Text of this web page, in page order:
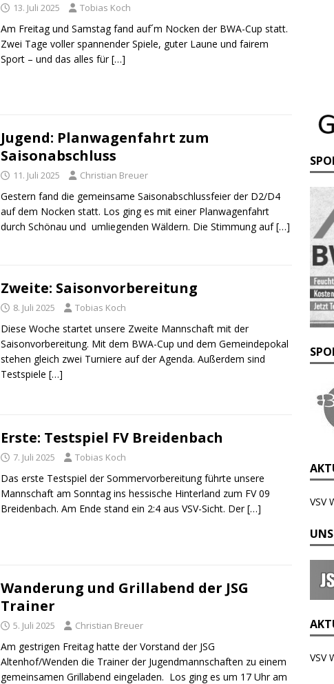
13. Juli 2025 Tobias Koch
Am Freitag und Samstag fand auf´m Nocken der BWA-Cup statt.
Zwei Tage voller spannender Spiele, guter Laune und fairem
Sport – und das alles für[…]
Jugend: Planwagenfahrt zum
Saisonabschluss
11. Juli 2025 Christian Breuer
Gestern fand die gemeinsame Saisonabschlussfeier der D2/D4
auf dem Nocken statt. Los ging es mit einer Planwagenfahrt
durch Schönau und umliegenden Wäldern. Die Stimmung auf[…]
Zweite: Saisonvorbereitung
8. Juli 2025 Tobias Koch
Diese Woche startet unsere Zweite Mannschaft mit der
Saisonvorbereitung. Mit dem BWA-Cup und dem Gemeindepokal
stehen gleich zwei Turniere auf der Agenda. Außerdem sind
Testspiele […]
Erste: Testspiel FV Breidenbach
7. Juli 2025 Tobias Koch
Das erste Testspiel der Sommervorbereitung führte unsere
Mannschaft am Sonntag ins hessische Hinterland zum FV 09
Breidenbach. Am Ende stand ein 2:4 aus VSV-Sicht. Der[…]
Wanderung und Grillabend der JSG
Trainer
5. Juli 2025 Christian Breuer
Am gestrigen Freitag hatte der Vorstand der JSG
Altenhof/Wenden die Trainer der Jugendmannschaften zu einem
gemeinsamen Grillabend eingeladen. Los ging es um 17 Uhr am
VSV
VSV